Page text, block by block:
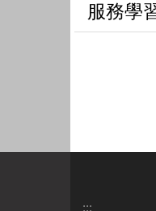
服務學
:::